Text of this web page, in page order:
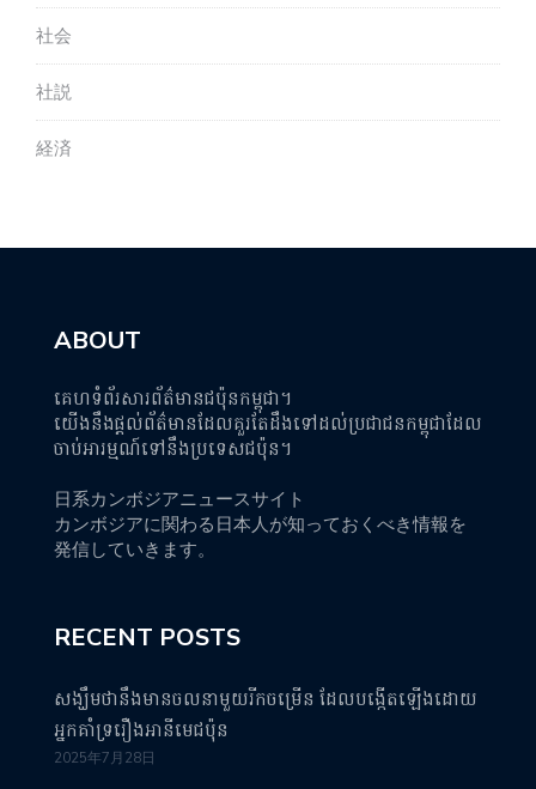
社会
社説
経済
ABOUT
គេហទំព័រសារព័ត៌មានជប៉ុនកម្ពុជា។
យើងនឹងផ្តល់ព័ត៌មានដែលគួរតែដឹងទៅដល់ប្រជាជនកម្ពុជាដែល
ចាប់អារម្មណ៍ទៅនឹងប្រទេសជប៉ុន។
日系カンボジアニュースサイト
カンボジアに関わる日本人が知っておくべき情報を
発信していきます。
RECENT POSTS
សង្ឃឹមថានឹងមានចលនាមួយរីកចម្រើន ដែលបង្កើតឡើងដោយ
អ្នកគាំទ្ររឿងអានីមេជប៉ុន
2025年7月28日